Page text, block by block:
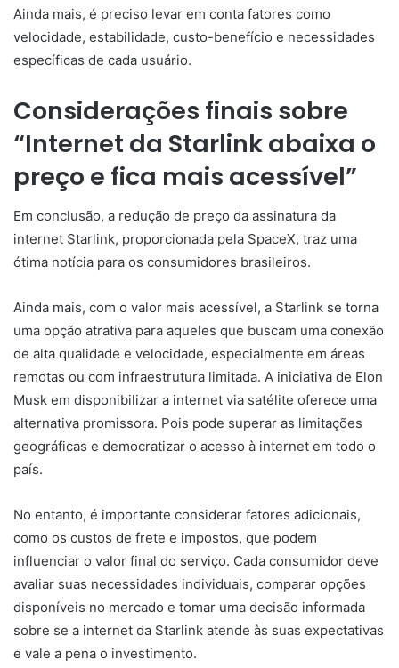
Ainda mais, é preciso levar em conta fatores como
velocidade, estabilidade, custo-benefício e necessidades
específicas de cada usuário.
Considerações finais sobre
“Internet da Starlink abaixa o
preço e fica mais acessível”
Em conclusão, a redução de preço da assinatura da
internet Starlink, proporcionada pela SpaceX, traz uma
ótima notícia para os consumidores brasileiros.
Ainda mais, com o valor mais acessível, a Starlink se torna
uma opção atrativa para aqueles que buscam uma conexão
de alta qualidade e velocidade, especialmente em áreas
remotas ou com infraestrutura limitada. A iniciativa de Elon
Musk em disponibilizar a internet via satélite oferece uma
alternativa promissora. Pois pode superar as limitações
geográficas e democratizar o acesso à internet em todo o
país.
No entanto, é importante considerar fatores adicionais,
como os custos de frete e impostos, que podem
influenciar o valor final do serviço. Cada consumidor deve
avaliar suas necessidades individuais, comparar opções
disponíveis no mercado e tomar uma decisão informada
sobre se a internet da Starlink atende às suas expectativas
e vale a pena o investimento.